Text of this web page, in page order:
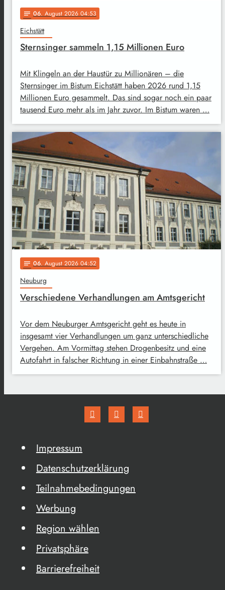
notes 06. August 2026 04:53
Eichstätt
Sternsinger sammeln 1,15 Millionen Euro
Mit Klingeln an der Haustür zu Millionären – die
Sternsinger im Bistum Eichstätt haben 2026 rund 1,15
Millionen Euro gesammelt. Das sind sogar noch ein paar
tausend Euro mehr als im Jahr zuvor. Im Bistum waren …
notes 06. August 2026 04:52
Neuburg
Verschiedene Verhandlungen am Amtsgericht
Vor dem Neuburger Amtsgericht geht es heute in
insgesamt vier Verhandlungen um ganz unterschiedliche
Vergehen. Am Vormittag stehen Drogenbesitz und eine
Autofahrt in falscher Richtung in einer Einbahnstraße …
Impressum
Datenschutzerklärung
Teilnahmebedingungen
Werbung
Region wählen
Privatsphäre
Barrierefreiheit